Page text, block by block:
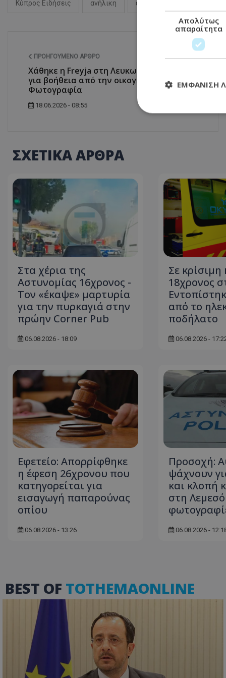
Κύπρος Ειδήσεις ανήλικη ελλείπουσα
ΠΡΟΗΓΟΎΜΕΝΟ ΆΡΘΡΟ
Χάθηκε η Freyja στη Λευκωσία: Έκκληση
για βοήθεια από την οικογένειά της -
Φωτογραφία
18.06.2026 - 08:55
ΣΧΕΤΙΚΑ ΑΡΘΡΑ
Στα χέρια της
Αστυνομίας 16χρονος -
Τον «έκαψε» μαρτυρία
για την πυρκαγιά στην
πρώην Corner Pub
06.08.2026 - 18:09
Σε
18χρονος
από το
ποδήλατο
06.08.2026 -
Εφετείο: Απορρίφθηκε
η έφεση 26χρονου που
κατηγορείται για
εισαγωγή παπαρούνας
οπίου
06.08.2026 - 13:26
Προσοχή:
ψάχνουν
και κλοπή
στη Λεμεσό
06.08.2026 -
BEST OF TOTHEMAONLINE
Απολύτως
απαραίτητα
ΕΜΦΆΝΙΣΗ
usprivacy
__cf_bm
__cf_bm
ASP.NET_SessionId